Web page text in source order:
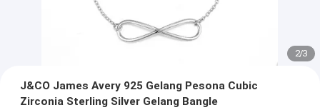
2/3
J&CO James Avery 925 Gelang Pesona Cubic
Zirconia Sterling Silver Gelang Bangle